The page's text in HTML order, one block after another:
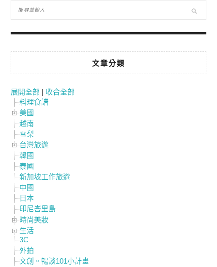
文章分類
展開全部 | 收合全部
料理食譜
美國
越南
雪梨
台灣旅遊
韓國
泰國
新加坡工作旅遊
中國
日本
印尼峇里島
時尚美妝
生活
3C
外拍
文創。暢談101小計畫